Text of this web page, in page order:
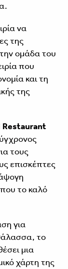
να
της
ομάδα του
που
και τη
της
Restaurant
τους
επισκέπτες
το καλό
για
το
μια
χάρτη της